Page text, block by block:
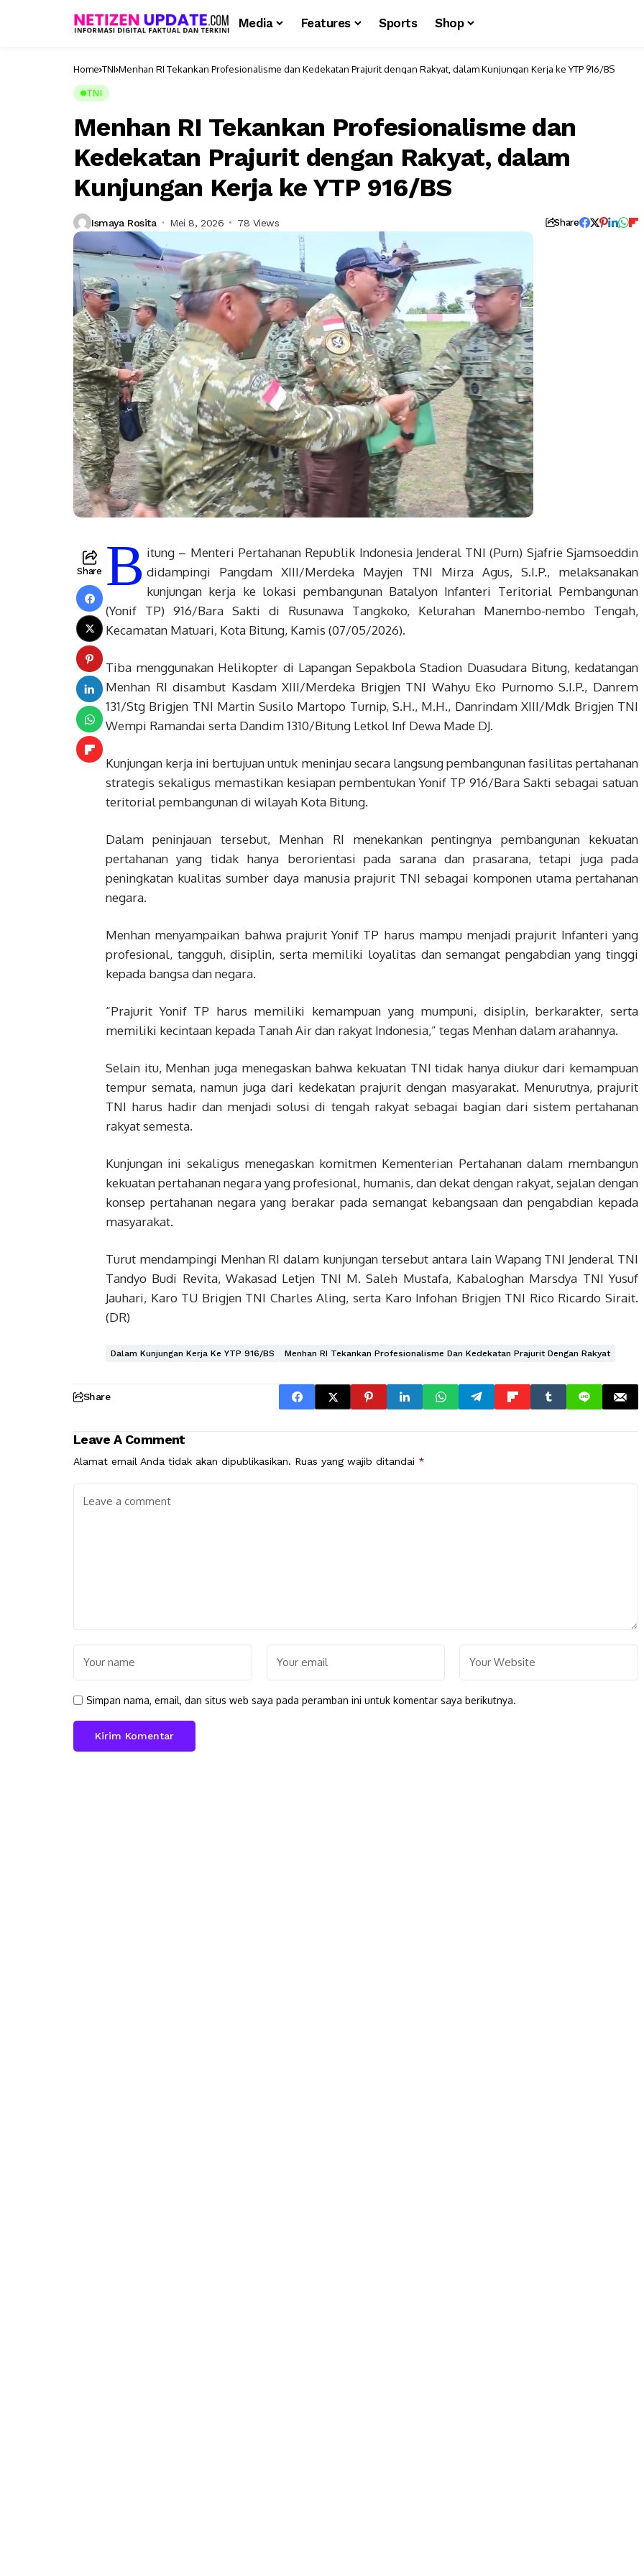
Media Features Sports Shop
Home TNI Menhan RI Tekankan Profesionalisme dan Kedekatan Prajurit dengan Rakyat, dalam Kunjungan Kerja ke YTP 916/BS
TNI
Menhan RI Tekankan Profesionalisme dan
Kedekatan Prajurit dengan Rakyat, dalam
Kunjungan Kerja ke YTP 916/BS
Ismaya Rosita Mei 8, 2026 78 Views Share
Share B itung – Menteri Pertahanan Republik Indonesia Jenderal TNI (Purn) Sjafrie Sjamsoeddin
didampingi Pangdam XIII/Merdeka Mayjen TNI Mirza Agus, S.I.P., melaksanakan
kunjungan kerja ke lokasi pembangunan Batalyon Infanteri Teritorial Pembangunan
(Yonif TP) 916/Bara Sakti di Rusunawa Tangkoko, Kelurahan Manembo-nembo Tengah,
Kecamatan Matuari, Kota Bitung, Kamis (07/05/2026).
Tiba menggunakan Helikopter di Lapangan Sepakbola Stadion Duasudara Bitung, kedatangan
Menhan RI disambut Kasdam XIII/Merdeka Brigjen TNI Wahyu Eko Purnomo S.I.P., Danrem
131/Stg Brigjen TNI Martin Susilo Martopo Turnip, S.H., M.H., Danrindam XIII/Mdk Brigjen TNI
Wempi Ramandai serta Dandim 1310/Bitung Letkol Inf Dewa Made DJ.
Kunjungan kerja ini bertujuan untuk meninjau secara langsung pembangunan fasilitas pertahanan
strategis sekaligus memastikan kesiapan pembentukan Yonif TP 916/Bara Sakti sebagai satuan
teritorial pembangunan di wilayah Kota Bitung.
Dalam peninjauan tersebut, Menhan RI menekankan pentingnya pembangunan kekuatan
pertahanan yang tidak hanya berorientasi pada sarana dan prasarana, tetapi juga pada
peningkatan kualitas sumber daya manusia prajurit TNI sebagai komponen utama pertahanan
negara.
Menhan menyampaikan bahwa prajurit Yonif TP harus mampu menjadi prajurit Infanteri yang
profesional, tangguh, disiplin, serta memiliki loyalitas dan semangat pengabdian yang tinggi
kepada bangsa dan negara.
“Prajurit Yonif TP harus memiliki kemampuan yang mumpuni, disiplin, berkarakter, serta
memiliki kecintaan kepada Tanah Air dan rakyat Indonesia,” tegas Menhan dalam arahannya.
Selain itu, Menhan juga menegaskan bahwa kekuatan TNI tidak hanya diukur dari kemampuan
tempur semata, namun juga dari kedekatan prajurit dengan masyarakat. Menurutnya, prajurit
TNI harus hadir dan menjadi solusi di tengah rakyat sebagai bagian dari sistem pertahanan
rakyat semesta.
Kunjungan ini sekaligus menegaskan komitmen Kementerian Pertahanan dalam membangun
kekuatan pertahanan negara yang profesional, humanis, dan dekat dengan rakyat, sejalan dengan
konsep pertahanan negara yang berakar pada semangat kebangsaan dan pengabdian kepada
masyarakat.
Turut mendampingi Menhan RI dalam kunjungan tersebut antara lain Wapang TNI Jenderal TNI
Tandyo Budi Revita, Wakasad Letjen TNI M. Saleh Mustafa, Kabaloghan Marsdya TNI Yusuf
Jauhari, Karo TU Brigjen TNI Charles Aling, serta Karo Infohan Brigjen TNI Rico Ricardo Sirait.
(DR)
Dalam Kunjungan Kerja Ke YTP 916/BS Menhan RI Tekankan Profesionalisme Dan Kedekatan Prajurit Dengan Rakyat
Share
Leave A Comment
Alamat email Anda tidak akan dipublikasikan. Ruas yang wajib ditandai *
Simpan nama, email, dan situs web saya pada peramban ini untuk komentar saya berikutnya.